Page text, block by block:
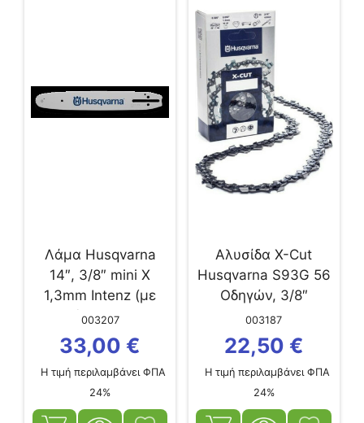
Λάμα Husqvarna
14″, 3/8″ mini X
1,3mm Intenz (με
μικρό bar mount)
003207
33,00 €
Η τιμή περιλαμβάνει ΦΠΑ
24%
Αλυσίδα X-Cut
Husqvarna S93G 56
Οδηγών, 3/8″
003187
22,50 €
Η τιμή περιλαμβάνει ΦΠΑ
24%